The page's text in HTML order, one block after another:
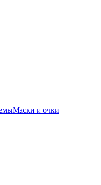
Маски и очки